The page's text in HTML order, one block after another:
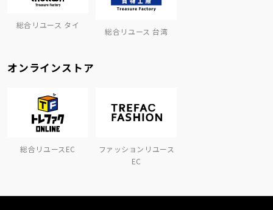
総合リユース タイ
総合リユース 台湾
オンラインストア
総合リユースEC
ファッションリユース
EC